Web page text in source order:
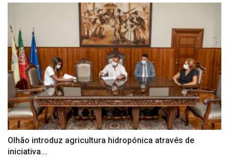
Olhão introduz agricultura hidropónica através de
iniciativa...